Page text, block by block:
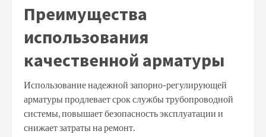
Преимущества
использования
качественной арматуры
Использование надежной запорно-регулирующей
арматуры продлевает срок службы трубопроводной
системы, повышает безопасность эксплуатации и
снижает затраты на ремонт.